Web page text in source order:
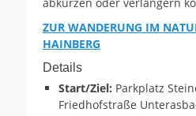
ZUR WANDERUNG IM
HAINBERG
Details
Start/Ziel: Parkplatz
Friedhofstraße